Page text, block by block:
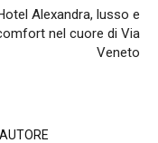
Alexandra, lusso e
nel cuore di Via
Veneto